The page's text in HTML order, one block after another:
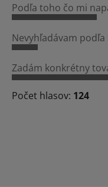
Podľa toho čo mi
Nevyhľadávam
Zadám konkrétny
Počet hlasov: 124